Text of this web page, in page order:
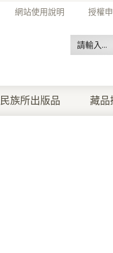
網站使用說明 授權
民族所出版品 藏品